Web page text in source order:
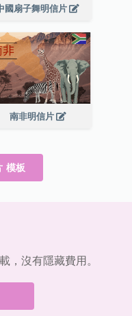
國扇子舞明信片
南非明信片
模板
，沒有隱藏費用。